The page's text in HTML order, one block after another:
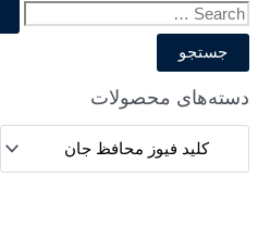
ج
ت
ج
ب
دسته‌های محصولات